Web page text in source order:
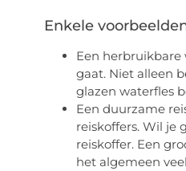
Enkele
Een herbruikbare
gaat. Niet alleen
glazen waterfles
Een duurzame
reiskoffers. Wil je
reiskoffer. Een
het algemeen